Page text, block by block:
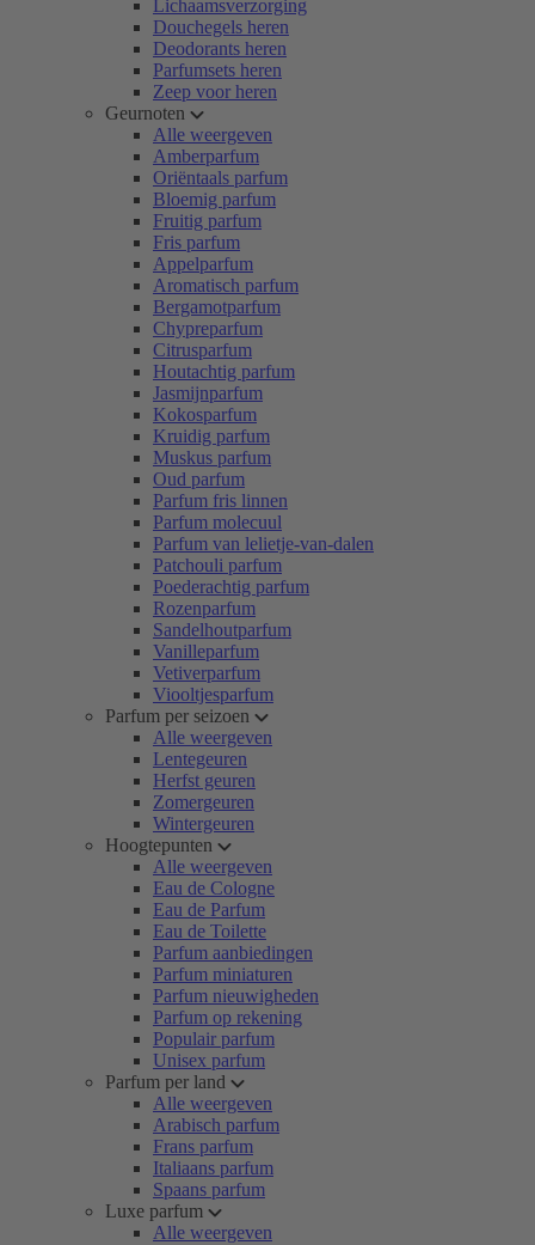
Lichaamsverzorging
Douchegels heren
Deodorants heren
Parfumsets heren
Zeep voor heren
Geurnoten
Alle weergeven
Amberparfum
Oriëntaals parfum
Bloemig parfum
Fruitig parfum
Fris parfum
Appelparfum
Aromatisch parfum
Bergamotparfum
Chypreparfum
Citrusparfum
Houtachtig parfum
Jasmijnparfum
Kokosparfum
Kruidig parfum
Muskus parfum
Oud parfum
Parfum fris linnen
Parfum molecuul
Parfum van lelietje-van-dalen
Patchouli parfum
Poederachtig parfum
Rozenparfum
Sandelhoutparfum
Vanilleparfum
Vetiverparfum
Viooltjesparfum
Parfum per seizoen
Alle weergeven
Lentegeuren
Herfst geuren
Zomergeuren
Wintergeuren
Hoogtepunten
Alle weergeven
Eau de Cologne
Eau de Parfum
Eau de Toilette
Parfum aanbiedingen
Parfum miniaturen
Parfum nieuwigheden
Parfum op rekening
Populair parfum
Unisex parfum
Parfum per land
Alle weergeven
Arabisch parfum
Frans parfum
Italiaans parfum
Spaans parfum
Luxe parfum
Alle weergeven